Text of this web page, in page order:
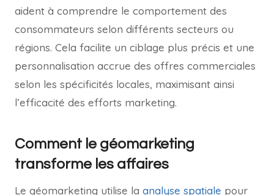
aident à comprendre le comportement des
consommateurs selon différents secteurs ou
régions. Cela facilite un ciblage plus précis et une
personnalisation accrue des offres commerciales
selon les spécificités locales, maximisant ainsi
l’efficacité des efforts marketing.
Comment le géomarketing
transforme les affaires
Le géomarketing utilise la analyse spatiale pour